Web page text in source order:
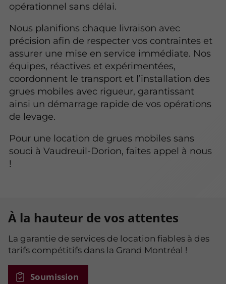
opérationnel sans délai.
Nous planifions chaque livraison avec
précision afin de respecter vos contraintes et
assurer une mise en service immédiate. Nos
équipes, réactives et expérimentées,
coordonnent le transport et l’installation des
grues mobiles avec rigueur, garantissant
ainsi un démarrage rapide de vos opérations
de levage.
Pour une location de grues mobiles sans
souci à Vaudreuil-Dorion, faites appel à nous
!
À la hauteur de vos attentes
La garantie de services de location fiables à des
tarifs compétitifs dans la Grand Montréal !
Soumission